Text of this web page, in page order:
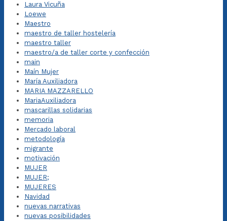
Laura Vicuña
Loewe
Maestro
maestro de taller hostelería
maestro taller
maestro/a de taller corte y confección
main
Maín Mujer
María Auxiliadora
MARIA MAZZARELLO
MariaAuxiliadora
mascarillas solidarias
memoria
Mercado laboral
metodología
migrante
motivación
MUJER
MUJER;
MUJERES
Navidad
nuevas narrativas
nuevas posibilidades